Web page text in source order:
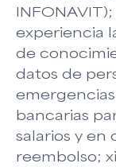
experiencia
de
datos de
bancarias
salarios y en
reembolso;